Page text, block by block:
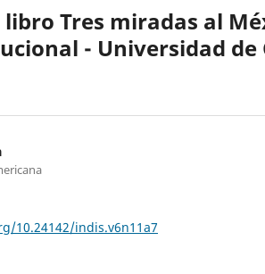
libro Tres miradas al
- Universidad de
10.24142/indis.v6n11a7